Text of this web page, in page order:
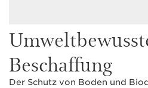
Beschaffung
Der Schutz von Boden und